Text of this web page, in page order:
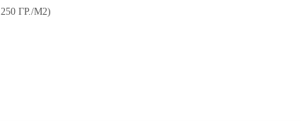
250 ГР./М2)